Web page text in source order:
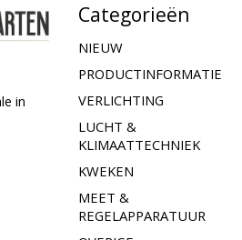
in
Categorieën
NIEUW
PRODUCTINFORMATIE
VERLICHTING
LUCHT &
KLIMAATTECHNIEK
KWEKEN
MEET &
REGELAPPARATUUR